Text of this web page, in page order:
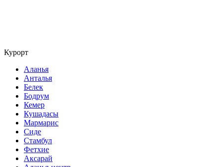
Курорт
Аланья
Анталья
Белек
Бодрум
Кемер
Кушадасы
Мармарис
Сиде
Стамбул
Фетхие
Аксарай